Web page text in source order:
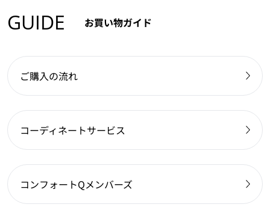
GUIDE お買い物ガイド
ご購入の流れ
コーディネートサービス
コンフォートQメンバーズ